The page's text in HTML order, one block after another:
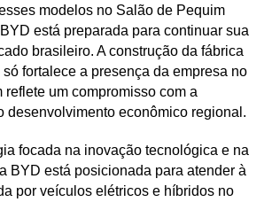
modelos no Salão de Pequim
está preparada para continuar sua
brasileiro. A construção da fábrica
fortalece a presença da empresa no
reflete um compromisso com a
desenvolvimento econômico regional.
focada na inovação tecnológica e na
BYD está posicionada para atender à
por veículos elétricos e híbridos no